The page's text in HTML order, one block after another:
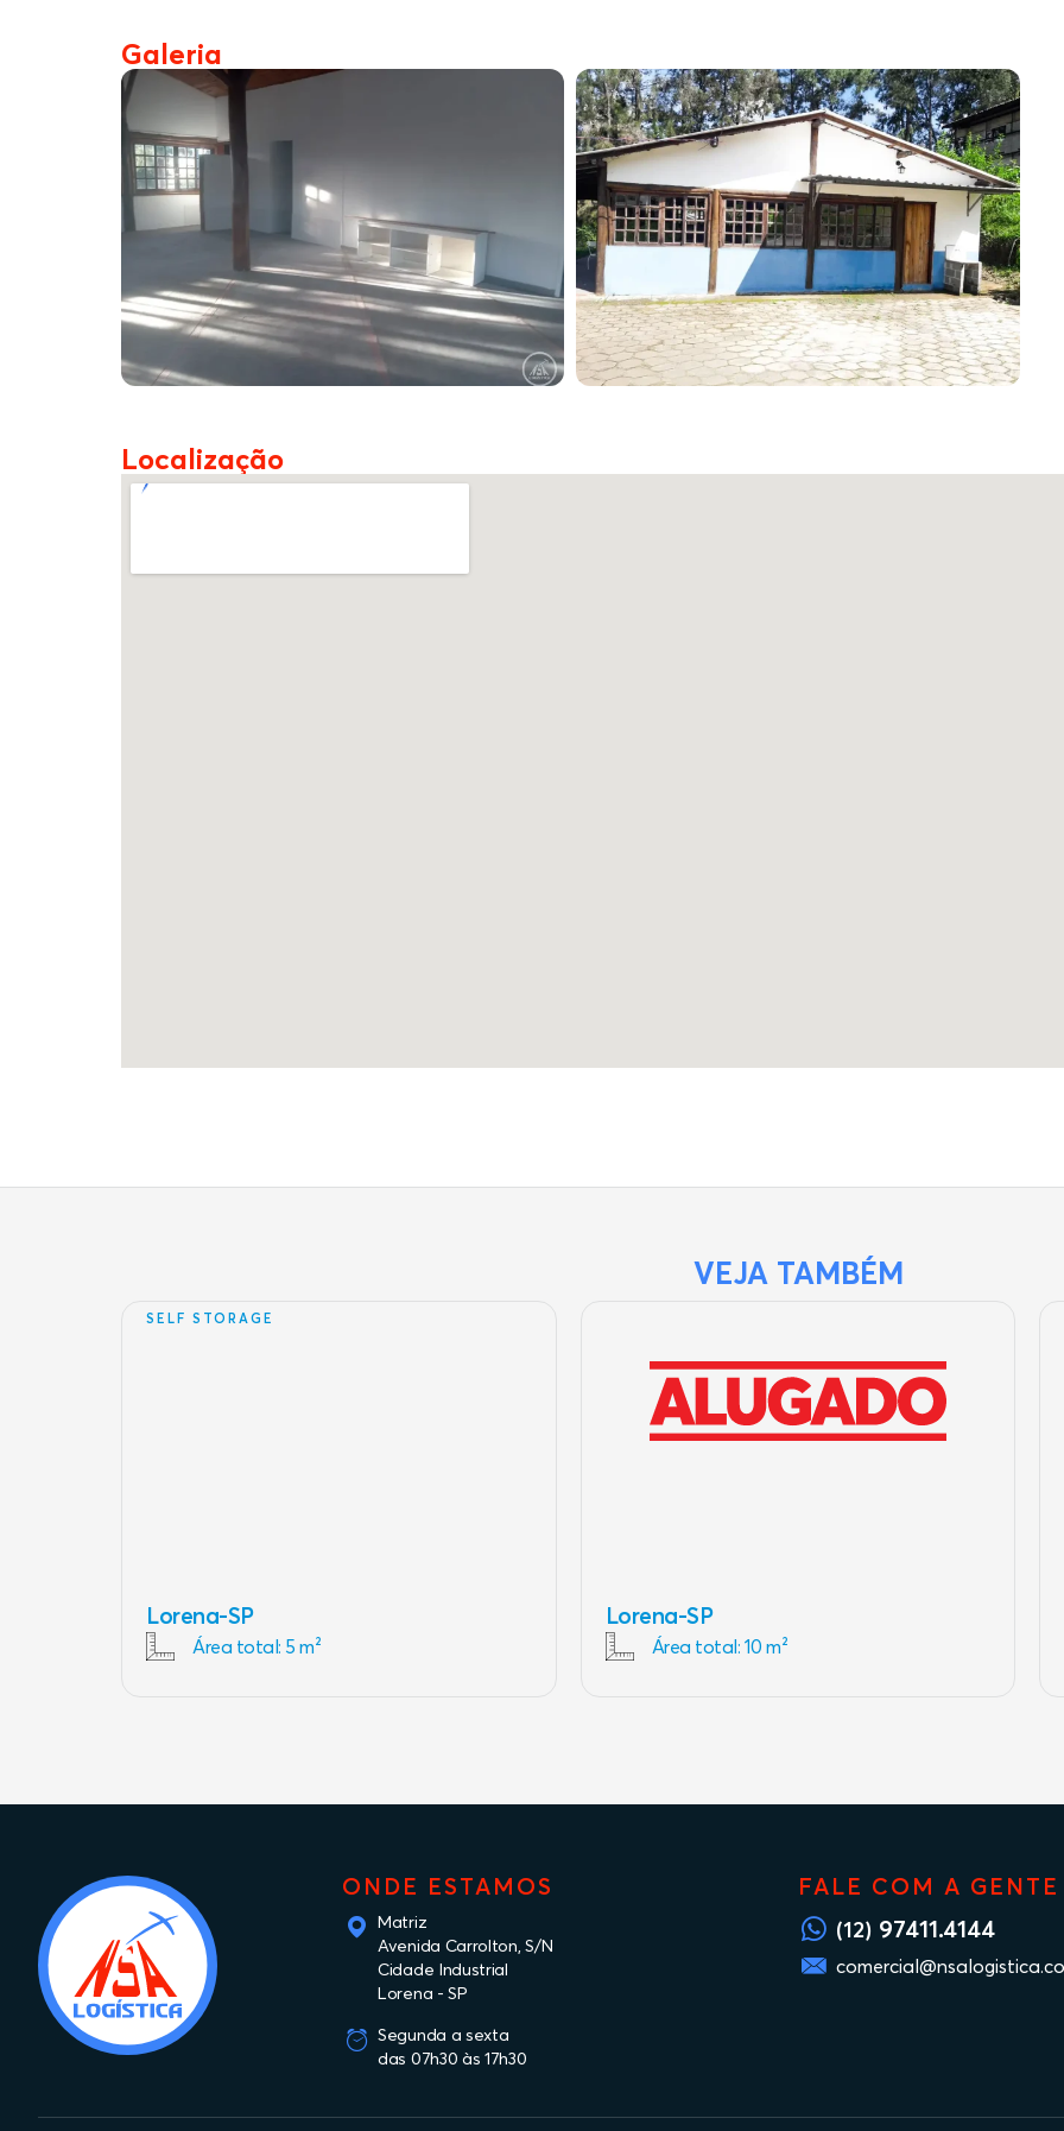
Galeria
Localização
VEJA TAMBÉM
SELF STORAGE
Lorena-SP
Área total: 5 m²
Lorena-SP
Área total: 10 m²
ONDE ESTAMOS
Matriz
Avenida Carrolton, S/N
Cidade Industrial
Lorena - SP
Segunda a sexta
das 07h30 às 17h30
FALE COM A GENTE
(12) 97411.4144